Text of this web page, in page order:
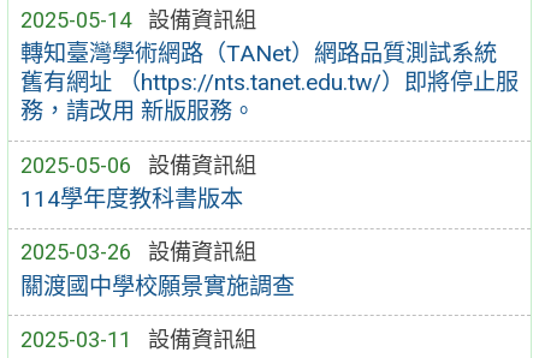
2025-05-14 設備資訊組
轉知臺灣學術網路（TANet）網路品質測試系統
舊有網址 （https://nts.tanet.edu.tw/）即將停止服
務，請改用 新版服務。
2025-05-06 設備資訊組
114學年度教科書版本
2025-03-26 設備資訊組
關渡國中學校願景實施調查
2025-03-11 設備資訊組